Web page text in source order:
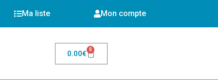
Ma liste Mon compte
0.00€ 0